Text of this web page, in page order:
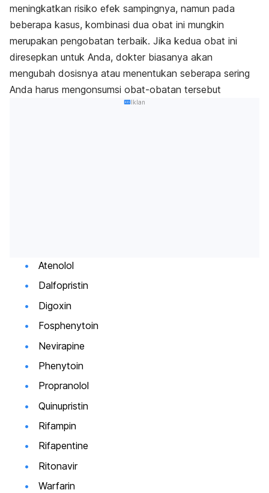
meningkatkan risiko efek sampingnya, namun pada
beberapa kasus, kombinasi dua obat ini mungkin
merupakan pengobatan terbaik. Jika kedua obat ini
diresepkan untuk Anda, dokter biasanya akan
mengubah dosisnya atau menentukan seberapa sering
Anda harus mengonsumsi obat-obatan tersebut
Iklan
Atenolol
Dalfopristin
Digoxin
Fosphenytoin
Nevirapine
Phenytoin
Propranolol
Quinupristin
Rifampin
Rifapentine
Ritonavir
Warfarin